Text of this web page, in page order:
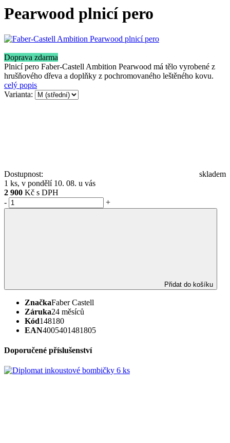
Pearwood plnicí pero
Doprava zdarma
Plnicí pero Faber-Castell Ambition Pearwood má tělo vyrobené z
hrušňového dřeva a doplňky z pochromovaného leštěného kovu.
celý popis
Varianta:
Dostupnost:
skladem
1 ks, v pondělí 10. 08. u vás
2 900 Kč s DPH
-
+
Přidat do košíku
ZnačkaFaber Castell
Záruka24 měsíců
Kód148180
EAN4005401481805
Doporučené příslušenství